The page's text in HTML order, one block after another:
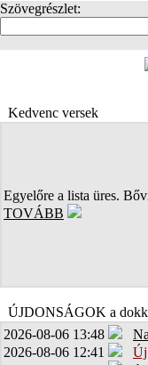
Szövegrészlet:
Kedvenc versek
Egyelőre a lista üres.
TOVÁBB
ÚJDONSÁGOK a
2026-08-06 13:48
2026-08-06 12:41
Új